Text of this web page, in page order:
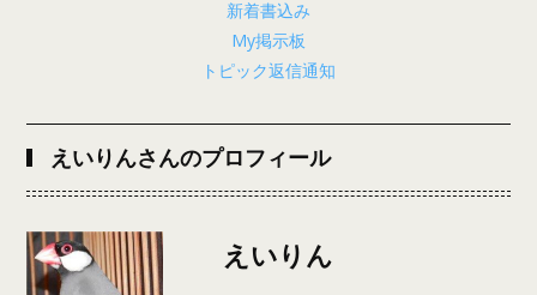
新着書込み
My掲示板
トピック返信通知
えいりんさんのプロフィール
えいりん